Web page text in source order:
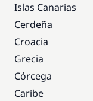
Islas Canarias
Cerdeña
Croacia
Grecia
Córcega
Caribe